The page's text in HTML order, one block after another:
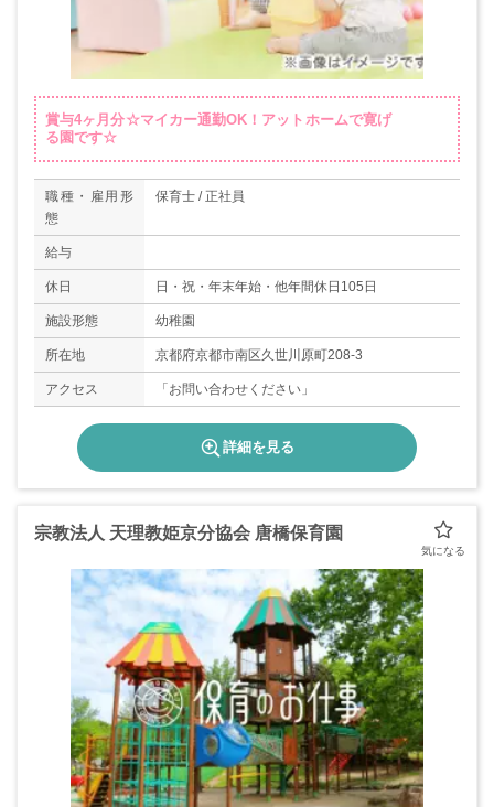
賞与4ヶ月分☆マイカー通勤OK！アットホームで寛げ
る園です☆
職種・雇用形
態
保育士 / 正社員
給与
休日 日・祝・年末年始・他年間休日105日
施設形態 幼稚園
所在地 京都府京都市南区久世川原町208-3
アクセス 「お問い合わせください」
詳細を見る
宗教法人 天理教姫京分協会 唐橋保育園